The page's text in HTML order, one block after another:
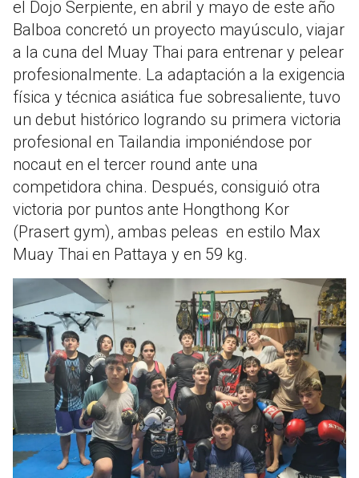
el Dojo Serpiente, en abril y mayo de este año
Balboa concretó un proyecto mayúsculo, viajar
a la cuna del Muay Thai para entrenar y pelear
profesionalmente. La adaptación a la exigencia
física y técnica asiática fue sobresaliente, tuvo
un debut histórico logrando su primera victoria
profesional en Tailandia imponiéndose por
nocaut en el tercer round ante una
competidora china. Después, consiguió otra
victoria por puntos ante Hongthong Kor
(Prasert gym), ambas peleas en estilo Max
Muay Thai en Pattaya y en 59 kg.